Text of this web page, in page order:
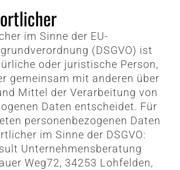
im Sinne der EU-
(DSGVO) ist
oder juristische Person,
gemeinsam mit anderen über
Mittel der Verarbeitung von
Daten entscheidet. Für
personenbezogenen Daten
im Sinne der DSGVO:
Unternehmensberatung
Weg72, 34253 Lohfelden,